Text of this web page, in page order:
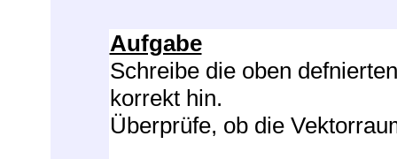
Aufgabe
Schreibe die oben
korrekt hin.
Überprüfe, ob die